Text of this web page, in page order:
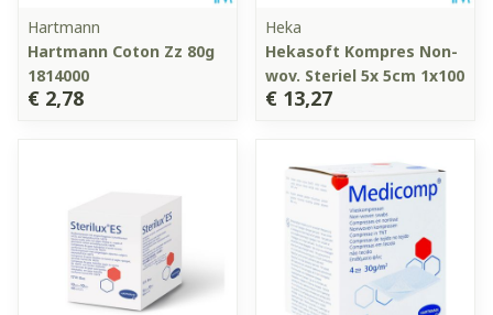
Hartmann
Hartmann Coton Zz 80g
1814000
€ 2,78
Heka
Hekasoft Kompres Non-
wov. Steriel 5x 5cm 1x100
€ 13,27